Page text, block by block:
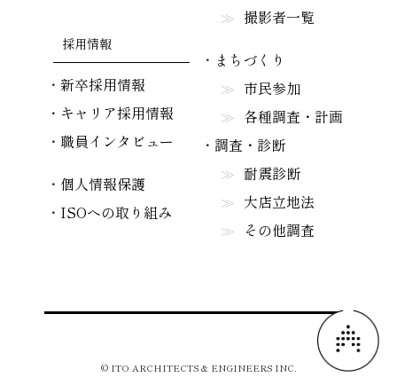
採用情報
新卒採用情報
キャリア採用情報
職員インタビュー
個人情報保護
ISOへの取り組み
撮影者一覧
まちづくり
市民参加
各種調査・計画
調査・診断
耐震診断
大店立地法
その他調査
© ITO ARCHITECTS & ENGINEERS INC.